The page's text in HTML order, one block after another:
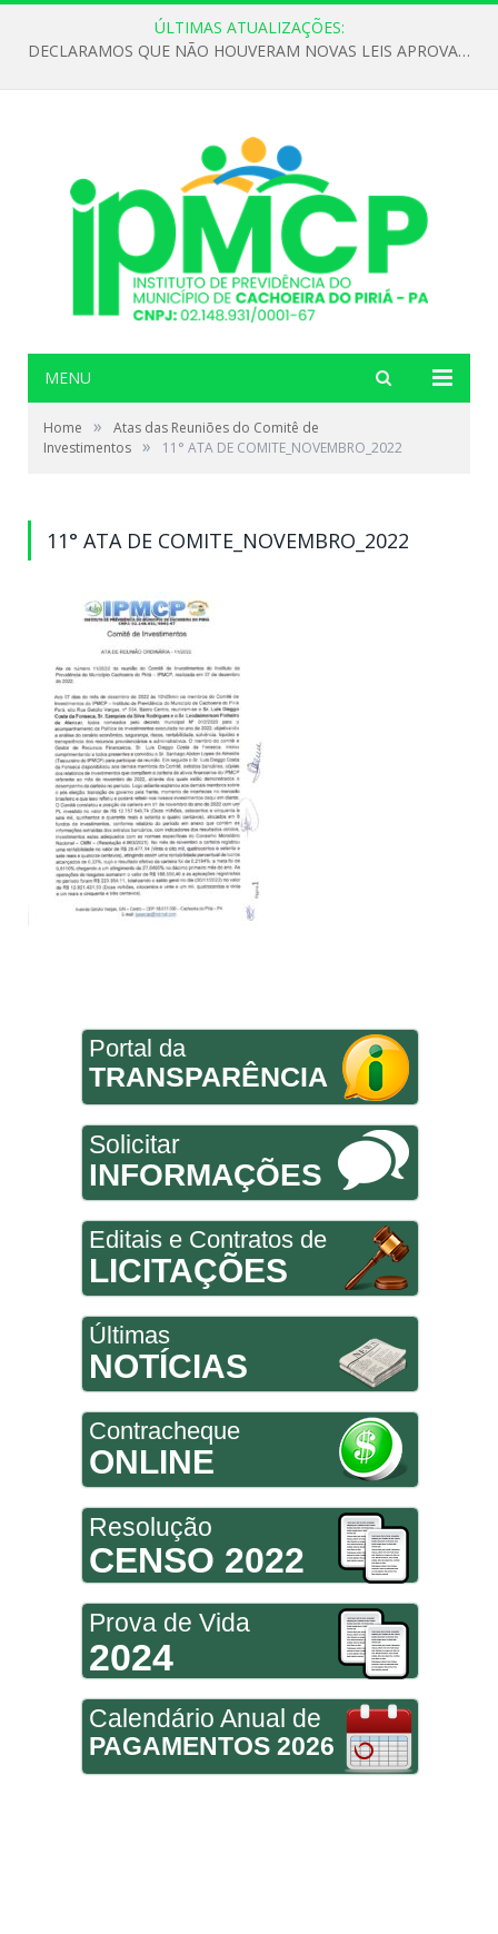
ÚLTIMAS ATUALIZAÇÕES:
DECLARAMOS QUE NÃO HOUVERAM NOVAS LEIS APROVADAS ATÉ O MOMENTO PARA O INSTITUTO DE PREVIDÊNCIA NO ANO DE 2026
MENU
Home »
Atas das Reuniões do Comitê de
Investimentos » 11° ATA DE COMITE_NOVEMBRO_2022
11° ATA DE COMITE_NOVEMBRO_2022
Portal da
TRANSPARÊNCIA
Solicitar
INFORMAÇÕES
Editais e Contratos de
LICITAÇÕES
Últimas
NOTÍCIAS
Contracheque
ONLINE
Resolução
CENSO 2022
Prova de Vida
2024
Calendário Anual de
PAGAMENTOS 2026